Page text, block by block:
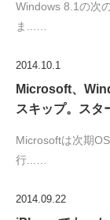
Windows 8.1の次
ま...…
2014.10.1
Microsoft、
スキップ。ス
Microsoftは次期
行...…
2014.09.22